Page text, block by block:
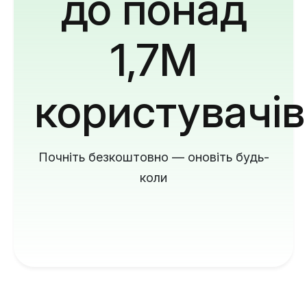
1,7M
користувачів
Почніть безкоштовно — оновіть будь-
коли